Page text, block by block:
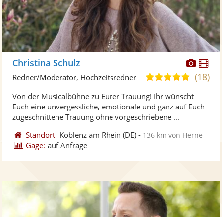
Christina Schulz
5,0
5
(18)
Redner/Moderator, Hochzeitsredner
Von der Musicalbühne zu Eurer Trauung! Ihr wünscht
Euch eine unvergessliche, emotionale und ganz auf Euch
zugeschnittene Trauung ohne vorgeschriebene ...
Standort: Koblenz am Rhein (DE) - 136 km von Herne
Gage: auf Anfrage